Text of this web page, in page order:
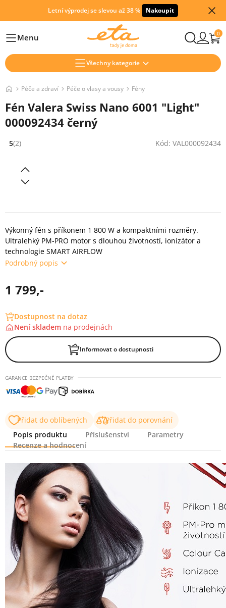
Letní výprodej se slevou až 38 % Nakoupit
HlavníMenu 0
Všechny kategorie
Péče a zdraví Péče o vlasy a vousy Fény
Fén Valera Swiss Nano 6001 "Light"
000092434 černý
Hodnocení: 5 z 5 (2 recenzí)
5(2) Kód: VAL000092434
Výkonný fén s příkonem 1 800 W a kompaktními rozměry.
Ultralehký PM-PRO motor s dlouhou životností, ionizátor a
technologie SMART AIRFLOW
Podrobný popis
1 799,-
Dostupnost na dotaz
Není skladem na prodejnách
Informovat o dostupnosti
GARANCE BEZPEČNÉ PLATBY
Přidat do oblíbených
Přidat do porovnání
Popis produktu
Příslušenství
Parametry
Recenze a hodnocení
Popis produktu